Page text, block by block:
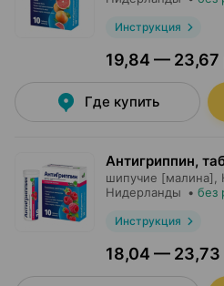
Инструкция
19,84 — 23,67
Где купить
Антигриппин,
шипучие [малина],
Нидерланды • без
Инструкция
18,04 — 23,73